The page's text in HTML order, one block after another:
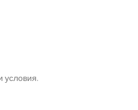
условия.